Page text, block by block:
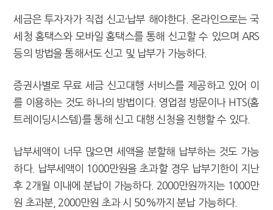
세금은 투자자가 직접 신고·납부 해야한다. 온라인으로는 국
세청 홈택스와 모바일 홈택스를 통해 신고할 수 있으며 ARS
등의 방법을 통해서도 신고 및 납부가 가능하다.
증권사별로 무료 세금 신고대행 서비스를 제공하고 있어 이
를 이용하는 것도 하나의 방법이다. 영업점 방문이나 HTS(홈
트레이딩시스템)를 통해 신고 대행 신청을 진행할 수 있다.
납부세액이 너무 많으면 세액을 분할해 납부하는 것도 가능
하다. 납부세액이 1000만원을 초과할 경우 납부기한이 지난
후 2개월 이내에 분납이 가능하다. 2000만원까지는 1000만
원 초과분, 2000만원 초과 시 50%까지 분납 가능하다.